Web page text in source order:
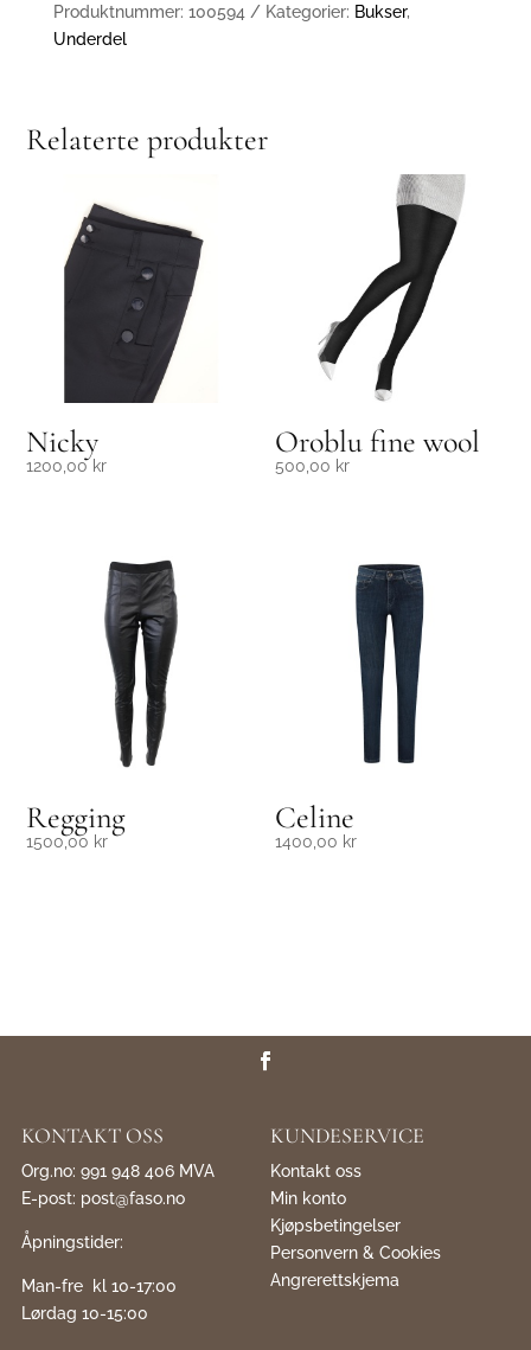
Produktnummer: 100594 Kategorier: Bukser,
Underdel
Relaterte produkter
Nicky
1200,00 kr
Oroblu fine wool
500,00 kr
Regging
1500,00 kr
Celine
1400,00 kr
KONTAKT OSS
Org.no: 991 948 406 MVA
E-post: post@faso.no
Åpningstider:
Man-fre kl 10-17:00
Lørdag 10-15:00
KUNDESERVICE
Kontakt oss
Min konto
Kjøpsbetingelser
Personvern & Cookies
Angrerettskjema